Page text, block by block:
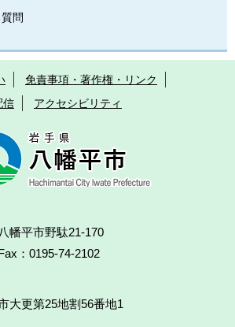
問
免責事項・著作権・リンク
信 アクセシビリティ
幡平市野駄21-170
：0195-74-2102
大更第25地割56番地1